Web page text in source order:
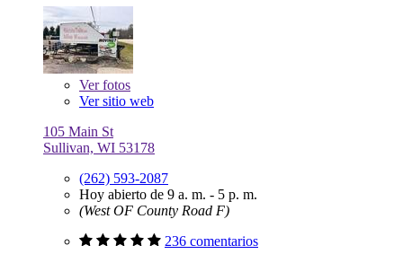
Verfotos
Ver sitio web
105 Main St
Sullivan, WI 53178
(262) 593-2087
Hoy abierto de 9 a. m. - 5 p. m.
(West OF County Road F)
236 comentarios